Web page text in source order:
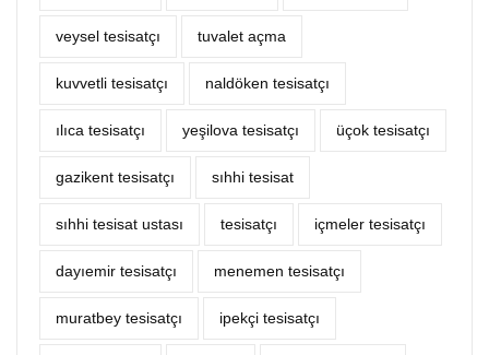
veysel tesisatçı tuvalet açma
kuvvetli tesisatçı naldöken tesisatçı
ılıca tesisatçı yeşilova tesisatçı üçok tesisatçı
gazikent tesisatçı sıhhi tesisat
sıhhi tesisat ustası tesisatçı içmeler tesisatçı
dayıemir tesisatçı menemen tesisatçı
muratbey tesisatçı ipekçi tesisatçı